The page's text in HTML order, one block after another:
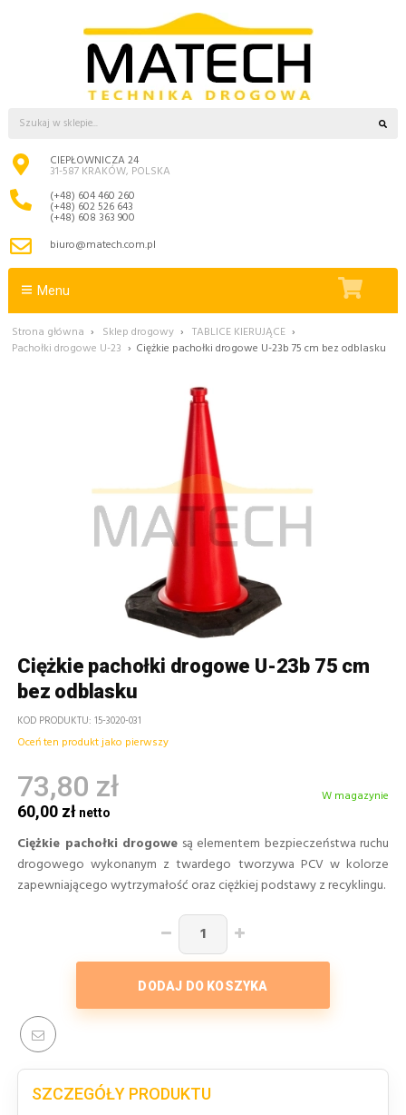
CIEPŁOWNICZA 24
31-587 KRAKÓW, POLSKA
(+48) 604 460 260
(+48) 602 526 643
(+48) 608 363 900
biuro@matech.com.pl
Menu
Strona główna › Sklep drogowy › TABLICE KIERUJĄCE ›
Pachołki drogowe U-23 › Ciężkie pachołki drogowe U-23b 75 cm bez odblasku
Ciężkie pachołki drogowe U-23b 75 cm
bez odblasku
KOD PRODUKTU 15-3020-031
Oceń ten produkt jako pierwszy
73,80 zł
60,00 zł
W magazynie
Ciężkie pachołki drogowe są elementem bezpieczeństwa ruchu
drogowego wykonanym z twardego tworzywa PCV w kolorze
zapewniającego wytrzymałość oraz ciężkiej podstawy z recyklingu.
DODAJ DO KOSZYKA
SZCZEGÓŁY PRODUKTU